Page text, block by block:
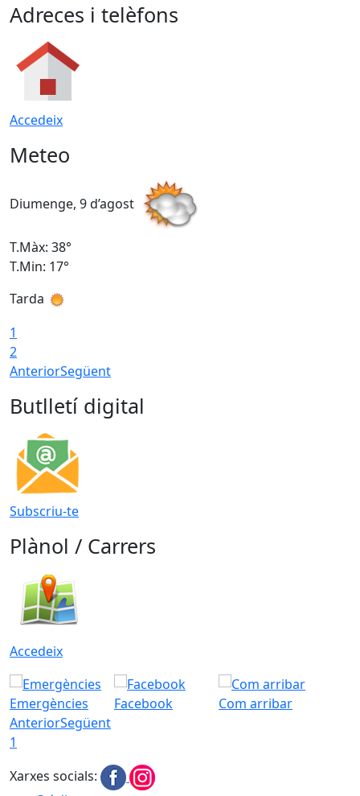
Adreces i telèfons
Accedeix
Meteo
Diumenge, 9 d’agost
T.Màx: 38°
T.Min: 17°
Tarda
1
2
AnteriorSegüent
Butlletí digital
Subscriu-te
Plànol / Carrers
Accedeix
Emergències Facebook
Com arribar
AnteriorSegüent
1
Xarxes socials: